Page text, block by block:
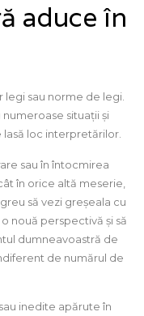
aduce în
sau norme de legi.
situații și
loc interpretărilor.
sau în întocmirea
în orice altă meserie,
să vezi greșeala cu
nouă perspectivă și să
dumneavoastră de
de numărul de
inedite apărute în